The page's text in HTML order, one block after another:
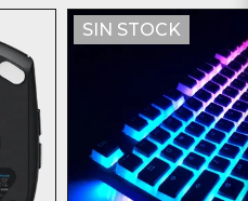
SIN STOCK